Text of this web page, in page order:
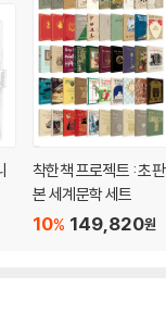
착한책 프로젝트 : 초판
본 세계문학 세트
149,820원
10%